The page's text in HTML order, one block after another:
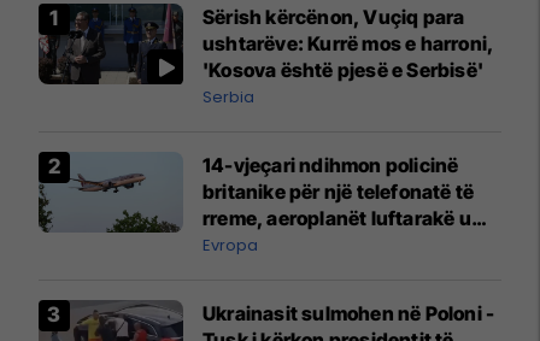
Sërish kërcënon, Vuçiq para
ushtarëve: Kurrë mos e harroni,
'Kosova është pjesë e Serbisë'
Serbia
14-vjeçari ndihmon policinë
britanike për një telefonatë të
rreme, aeroplanët luftarakë u
ngritën në ajër për të
Mançesterit
Evropa
Ukrainasit sulmohen në Poloni -